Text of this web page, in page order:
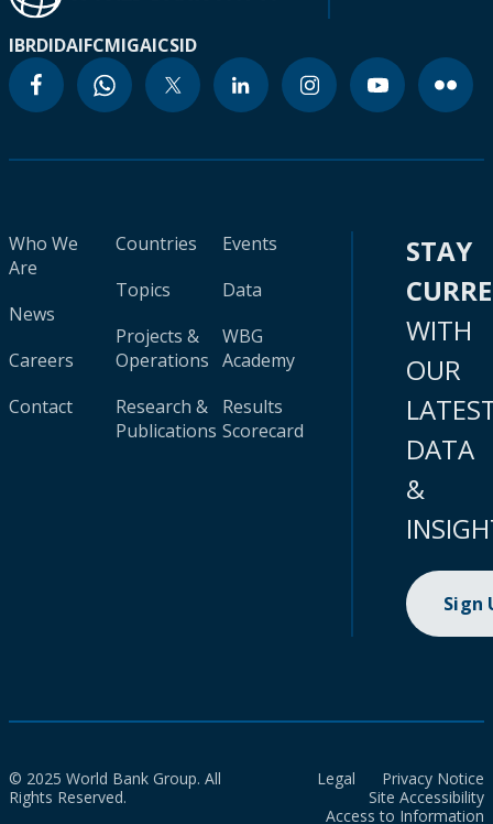
IBRDIDAIFCMIGAICSID
Who We
Are
News
Careers
Contact
Countries
Topics
Projects &
Operations
Research &
Publications
Events
Data
WBG
Academy
Results
Scorecard
STAY
WITH
OUR
DATA
&
Sign
© 2025 World Bank Group. All
Rights Reserved.
Legal
Privacy Notice
Site Accessibility
Access to Information